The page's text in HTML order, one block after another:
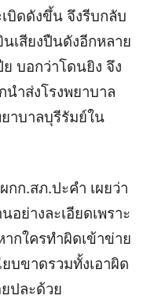
เบิดดังขึ้น จึงรีบกลับ
เสียงปืนดังอีกหลาย
บอกว่าโดนยิง จึง
ำส่งโรงพยาบาล
าบาลบุรีรัมย์ใน
ก.สภ.ปะคำ เผยว่า
ย่างละเอียดเพราะ
กใครทำผิดเข้าข่าย
บขาดรวมทั้งเอาผิด
ปละด้วย